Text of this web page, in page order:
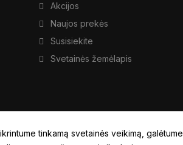
Akcijos
Naujos prekės
Susisiekite
Svetainės žemėlapis
tinkamą svetainės veikimą, galėtume